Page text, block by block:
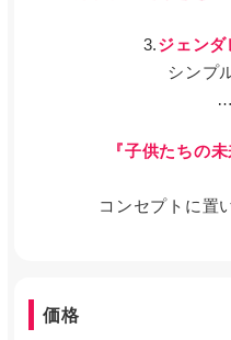
3.ジェンダ
シンプ
『子供たちの
コンセプトに置
価格